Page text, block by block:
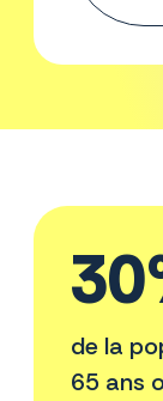
de la
65 ans